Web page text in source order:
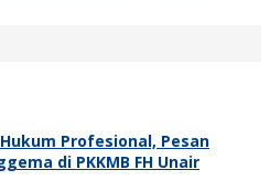
Profesional, Pesan
di PKKMB FH Unair